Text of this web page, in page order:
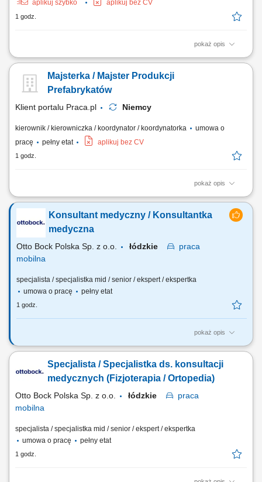
aplikuj szybko
aplikuj bez CV
1 godz.
pokaż opis
Opis stanowiska opracowywanie i realizacja strategii wzrostu dla
wyników biznesowych oraz identyfikowanie obszarów zwiększających
przychody i konwersję, rozwijanie modelu web-to-web oraz
Majsterka / Majster Produkcji
Prefabrykatów
Klient portalu Praca.pl Niemcy
kierownik / kierowniczka / koordynator / koordynatorka
umowa o
pracę
pełny etat aplikuj bez CV
1 godz.
pokaż opis
Nadzorowanie prac w zakładzie prefabrykacji. Prowadzenie
dokumentacji pracowniczej. Monitorowanie wydajności i organizacji
pracy zespołu. Nadzór nad sprzętem oraz narzędziami
wykorzystywanymi w produkcji. Współpraca z zespołem w celu
zapewnienia sprawnej realizacji zadań.
Konsultant medyczny / Konsultantka
medyczna
Otto Bock Polska Sp. z o.o. łódzkie
praca
mobilna
specjalista / specjalistka mid / senior / ekspert / ekspertka
umowa o pracę
pełny etat
1 godz.
pokaż opis
Do Twoich obowiązków będzie należało: Promowanie produktów i
utrzymywanie współpracy ze środowiskiem medycznym,
reprezentowanie firmy; Prowadzenie prezentacji produktowych i
Specjalista / Specjalistka ds. konsultacji
medycznych (Fizjoterapia / Ortopedia)
Otto Bock Polska Sp. z o.o. łódzkie
praca
mobilna
specjalista / specjalistka mid / senior / ekspert / ekspertka
umowa o pracę
pełny etat
1 godz.